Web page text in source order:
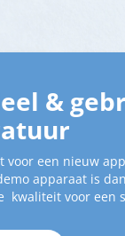
&
voor een nieuw
apparaat is
kwaliteit voor een